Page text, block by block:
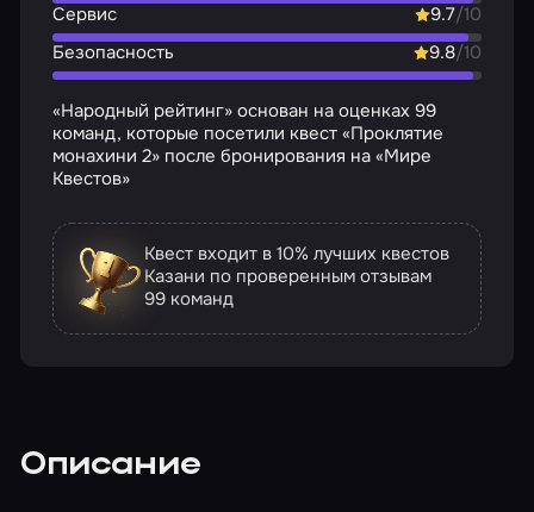
Сервис
9.7/10
Безопасность
9.8/10
«Народный рейтинг» основан на оценках 99
команд, которые посетили квест «Проклятие
монахини 2» после бронирования на «Мире
Квестов»
Квест входит в 10% лучших квестов
Казани по проверенным отзывам
99 команд
Описание